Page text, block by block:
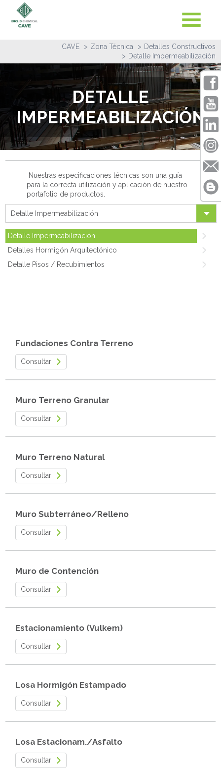
CAVE Zona Técnica
Detalles Constructivos
Detalle Impermeabilización
DETALLE
IMPERMEABILIZACIÓN
Nuestras especificaciones técnicas son una guía
para la correcta utilización y aplicación de nuestro
portafolio de productos.
Detalle Impermeabilización
Detalle Impermeabilización
Detalles Hormigón Arquitectónico
Detalle Pisos / Recubimientos
Fundaciones Contra Terreno
Consultar
Muro Terreno Granular
Consultar
Muro Terreno Natural
Consultar
Muro Subterráneo/Relleno
Consultar
Muro de Contención
Consultar
Estacionamiento (Vulkem)
Consultar
Losa Hormigón Estampado
Consultar
Losa Estacionam./Asfalto
Consultar